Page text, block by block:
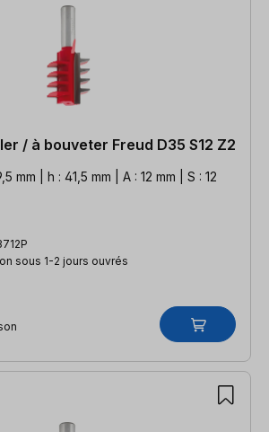
/ à bouveter Freud D35 S12 Z2
mm | h : 41,5 mm | A : 12 mm | S : 12
sous 1-2 jours ouvrés